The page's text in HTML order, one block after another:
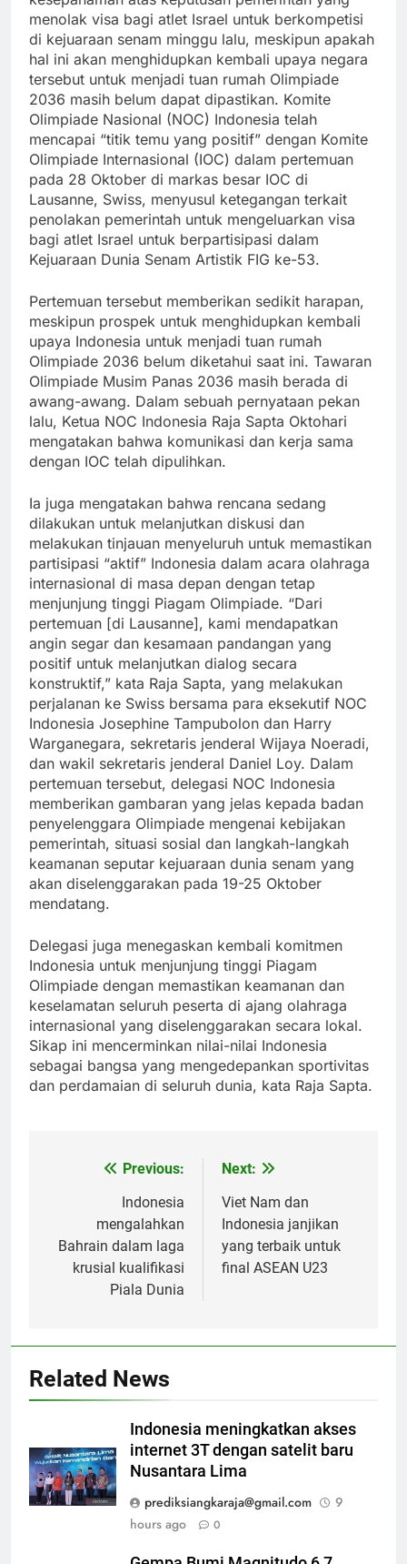
menolak visa bagi atlet Israel untuk berkompetisi
di kejuaraan senam minggu lalu, meskipun apakah
hal ini akan menghidupkan kembali upaya negara
tersebut untuk menjadi tuan rumah Olimpiade
2036 masih belum dapat dipastikan. Komite
Olimpiade Nasional (NOC) Indonesia telah
mencapai “titik temu yang positif” dengan Komite
Olimpiade Internasional (IOC) dalam pertemuan
pada 28 Oktober di markas besar IOC di
Lausanne, Swiss, menyusul ketegangan terkait
penolakan pemerintah untuk mengeluarkan visa
bagi atlet Israel untuk berpartisipasi dalam
Kejuaraan Dunia Senam Artistik FIG ke-53.
Pertemuan tersebut memberikan sedikit harapan,
meskipun prospek untuk menghidupkan kembali
upaya Indonesia untuk menjadi tuan rumah
Olimpiade 2036 belum diketahui saat ini. Tawaran
Olimpiade Musim Panas 2036 masih berada di
awang-awang. Dalam sebuah pernyataan pekan
lalu, Ketua NOC Indonesia Raja Sapta Oktohari
mengatakan bahwa komunikasi dan kerja sama
dengan IOC telah dipulihkan.
Ia juga mengatakan bahwa rencana sedang
dilakukan untuk melanjutkan diskusi dan
melakukan tinjauan menyeluruh untuk memastikan
partisipasi “aktif” Indonesia dalam acara olahraga
internasional di masa depan dengan tetap
menjunjung tinggi Piagam Olimpiade. “Dari
pertemuan [di Lausanne], kami mendapatkan
angin segar dan kesamaan pandangan yang
positif untuk melanjutkan dialog secara
konstruktif,” kata Raja Sapta, yang melakukan
perjalanan ke Swiss bersama para eksekutif NOC
Indonesia Josephine Tampubolon dan Harry
Warganegara, sekretaris jenderal Wijaya Noeradi,
dan wakil sekretaris jenderal Daniel Loy. Dalam
pertemuan tersebut, delegasi NOC Indonesia
memberikan gambaran yang jelas kepada badan
penyelenggara Olimpiade mengenai kebijakan
pemerintah, situasi sosial dan langkah-langkah
keamanan seputar kejuaraan dunia senam yang
akan diselenggarakan pada 19-25 Oktober
mendatang.
Delegasi juga menegaskan kembali komitmen
Indonesia untuk menjunjung tinggi Piagam
Olimpiade dengan memastikan keamanan dan
keselamatan seluruh peserta di ajang olahraga
internasional yang diselenggarakan secara lokal.
Sikap ini mencerminkan nilai-nilai Indonesia
sebagai bangsa yang mengedepankan sportivitas
dan perdamaian di seluruh dunia, kata Raja Sapta.
navigation
Previous:
Indonesia
mengalahkan
Bahrain dalam laga
krusial kualifikasi
Piala Dunia
Next:
Viet Nam dan
Indonesia janjikan
yang terbaik untuk
final ASEAN U23
Related News
Indonesia meningkatkan akses
internet 3T dengan satelit baru
Nusantara Lima
prediksiangkaraja@gmail.com
9
hours ago
0